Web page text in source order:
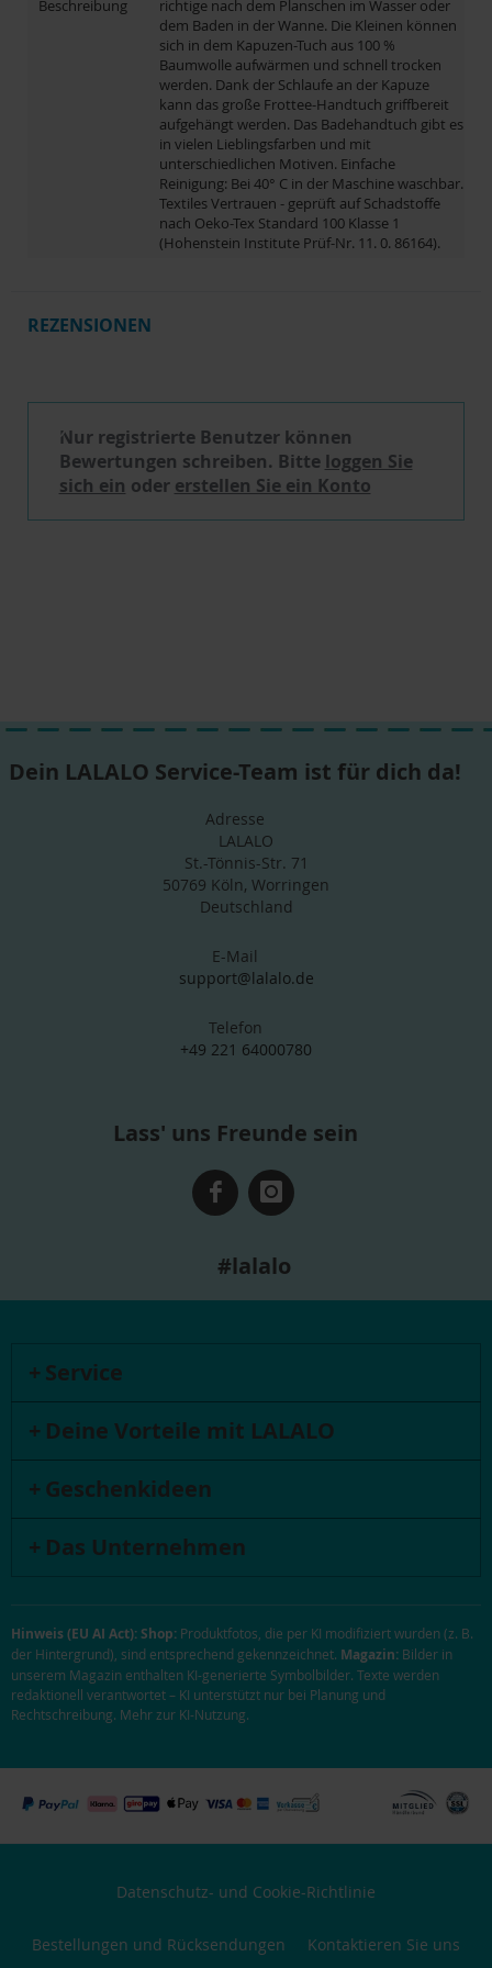
Beschreibung
richtige nach dem Planschen im Wasser oder
dem Baden in der Wanne. Die Kleinen können
sich in dem Kapuzen-Tuch aus 100 %
Baumwolle aufwärmen und schnell trocken
werden. Dank der Schlaufe an der Kapuze
kann das große Frottee-Handtuch griffbereit
aufgehängt werden. Das Badehandtuch gibt es
in vielen Lieblingsfarben und mit
unterschiedlichen Motiven. Einfache
Reinigung: Bei 40° C in der Maschine waschbar.
Textiles Vertrauen - geprüft auf Schadstoffe
nach Oeko-Tex Standard 100 Klasse 1
(Hohenstein Institute Prüf-Nr. 11. 0. 86164).
REZENSIONEN
Nur registrierte Benutzer können
Bewertungen schreiben. Bitte loggen Sie
sich ein oder erstellen Sie ein Konto
Dein LALALO Service-Team ist für dich da!
Adresse
LALALO
St.-Tönnis-Str. 71
50769 Köln, Worringen
Deutschland
E-Mail
support@lalalo.de
Telefon
+49 221 64000780
Lass' uns Freunde sein
#lalalo
Service
Deine Vorteile mit LALALO
Geschenkideen
Das Unternehmen
Hinweis (EU AI Act):Shop: Produktfotos, die per KI modifiziert wurden (z. B.
der Hintergrund), sind entsprechend gekennzeichnet. Magazin: Bilder in
unserem Magazin enthalten KI-generierte Symbolbilder. Texte werden
redaktionell verantwortet – KI unterstützt nur bei Planung und
Rechtschreibung. Mehr zur KI-Nutzung.
Datenschutz- und Cookie-Richtlinie
Bestellungen und Rücksendungen Kontaktieren Sie uns